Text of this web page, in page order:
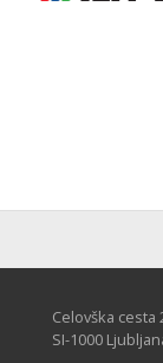
Celovška cesta
SI-1000